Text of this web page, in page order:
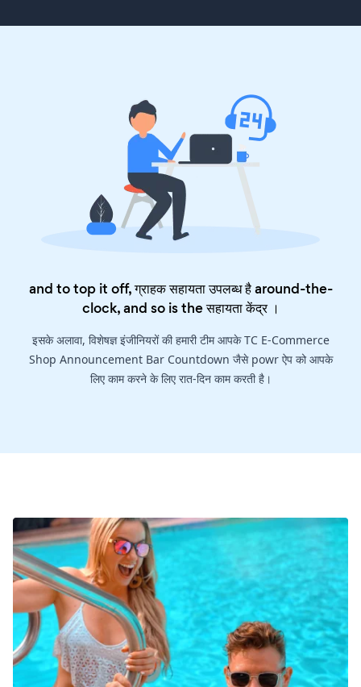
and to top it off, ग्राहक सहायता उपलब्ध है around-the-
clock, and so is theसहायता केंद्र।
इसके अलावा, विशेषज्ञ इंजीनियरों की हमारी टीम आपके TC E-Commerce
Shop Announcement Bar Countdown जैसे powr ऐप को आपके
लिए काम करने के लिए रात-दिन काम करती है।